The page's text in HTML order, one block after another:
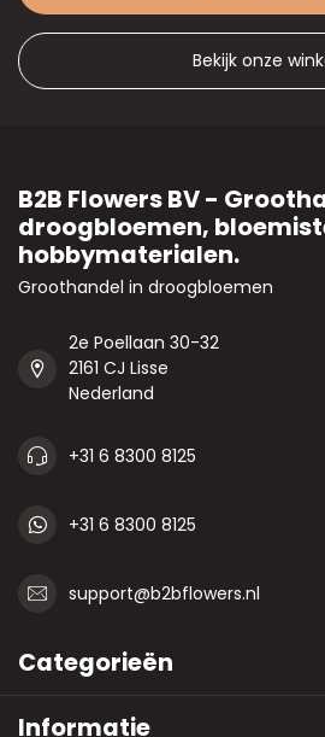
Bekijk onze
B2B Flowers BV -
droogbloemen,
hobbymaterialen.
Groothandel in droogbloemen
2e Poellaan 30-32
2161 CJ Lisse
Nederland
+31 6 8300 8125
+31 6 8300 8125
support@b2bflowers.nl
Categorieën
Informatie